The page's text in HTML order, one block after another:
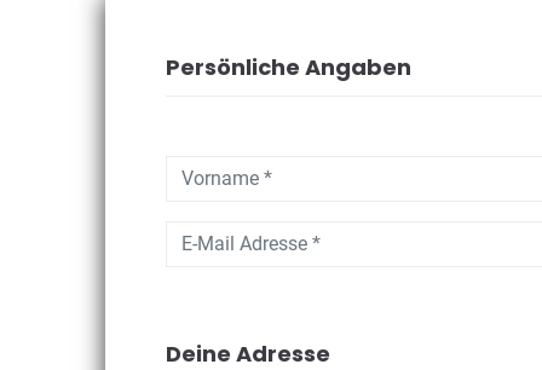
Persönliche Angaben
Deine Adresse